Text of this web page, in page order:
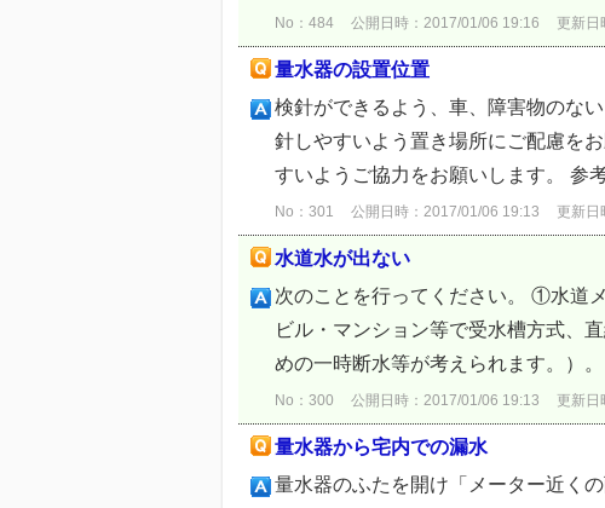
No：484 公開日時：2017/01/06 19:16 更新日
量水器の設置位置
検針ができるよう、車、障害物のな
針しやすいよう置き場所にご配慮を
すいようご協力をお願いします。
No：301 公開日時：2017/01/06 19:13 更新日
水道水が出ない
次のことを行ってください。 ①水道
ビル・マンション等で受水槽方式、
めの一時断水等が考えられます。）
No：300 公開日時：2017/01/06 19:13 更新日
量水器から宅内での漏水
量水器のふたを開け「メーター近く